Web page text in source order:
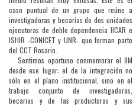
caso puntual de un grupo que reúne a
investigadoras y becarias de dos unidades
ejecutoras de doble dependencia IICAR e
ISHIR -CONICET y UNR- que forman parte
del CCT Rosario.
Sentimos oportuno conmemorar el 8M
desde ese lugar: el de la integración no
sólo en el plano institucional, sino en el
trabajo conjunto de investigadoras,
becarias y de las productoras y sus